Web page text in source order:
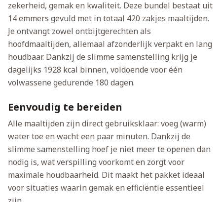
zekerheid, gemak en kwaliteit. Deze bundel bestaat uit
14 emmers gevuld met in totaal 420 zakjes maaltijden.
Je ontvangt zowel ontbijtgerechten als
hoofdmaaltijden, allemaal afzonderlijk verpakt en lang
houdbaar. Dankzij de slimme samenstelling krijg je
dagelijks 1928 kcal binnen, voldoende voor één
volwassene gedurende 180 dagen.
Eenvoudig te bereiden
Alle maaltijden zijn direct gebruiksklaar: voeg (warm)
water toe en wacht een paar minuten. Dankzij de
slimme samenstelling hoef je niet meer te openen dan
nodig is, wat verspilling voorkomt en zorgt voor
maximale houdbaarheid. Dit maakt het pakket ideaal
voor situaties waarin gemak en efficiëntie essentieel